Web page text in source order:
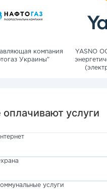
компания
Украины"
YASNO
услуги
услуги